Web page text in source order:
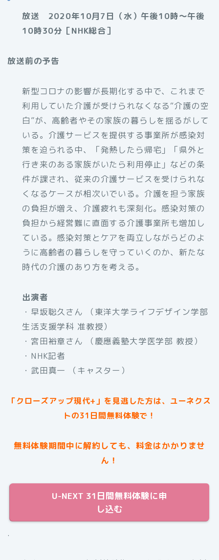
放送 2020年10月7日（水）午後10時～午後
10時30分［NHK総合］
放送前の予告
新型コロナの影響が長期化する中で、これまで
利用していた介護が受けられなくなる“介護の空
白”が、高齢者やその家族の暮らしを揺るがして
いる。介護サービスを提供する事業所が感染対
策を迫られる中、「発熱したら帰宅」「県外と
行き来のある家族がいたら利用停止」などの条
件が課され、従来の介護サービスを受けられな
くなるケースが相次いでいる。介護を担う家族
の負担が増え、介護疲れも深刻化。感染対策の
負担から経営難に直面する介護事業所も増加し
ている。感染対策とケアを両立しながらどのよ
うに高齢者の暮らしを守っていくのか、新たな
時代の介護のあり方を考える。
出演者
・早坂聡久さん （東洋大学ライフデザイン学部
生活支援学科 准教授）
・宮田裕章さん （慶應義塾大学医学部 教授）
・NHK記者
・武田真一 （キャスター）
「クローズアップ現代+」を見逃した方は、ユーネクス
トの31日間無料体験で！
無料体験期間中に解約しても、料金はかかりませ
ん！
U-NEXT 31日間無料体験に申
し込む
.